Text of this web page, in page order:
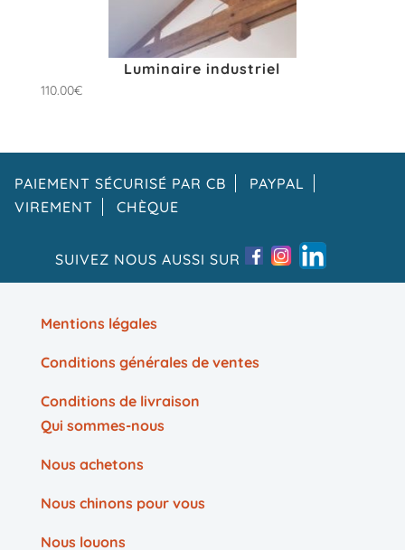
Luminaire industriel
110.00€
PAIEMENT SÉCURISÉ PAR CB
PAYPAL
VIREMENT
CHÈQUE
SUIVEZ NOUS AUSSI SUR
Mentions légales
Conditions générales de ventes
Conditions de livraison
Qui sommes-nous
Nous achetons
Nous chinons pour vous
Nous louons